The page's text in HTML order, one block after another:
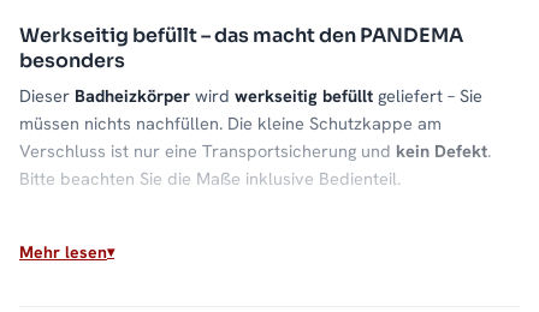
Werkseitig befüllt – das macht den PANDEMA
besonders
Dieser Badheizkörper wird werkseitig befüllt geliefert – Sie
müssen nichts nachfüllen. Die kleine Schutzkappe am
Verschluss ist nur eine Transportsicherung und kein Defekt.
Bitte beachten Sie die Maße inklusive Bedienteil.
Mehr lesen